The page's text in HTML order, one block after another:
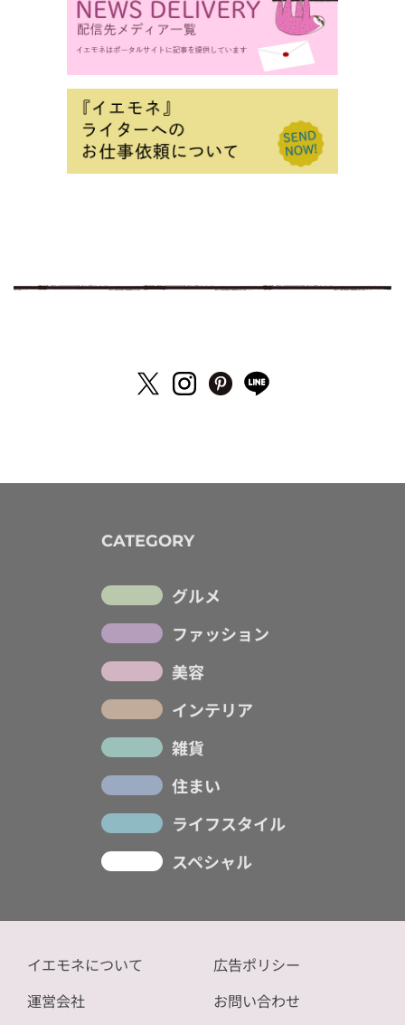
CATEGORY
グルメ
ファッション
美容
インテリア
雑貨
住まい
ライフスタイル
スペシャル
イエモネについて
運営会社
広告ポリシー
お問い合わせ